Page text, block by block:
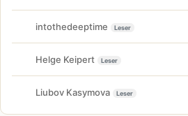
intothedeeptime Leser
Helge Keipert Leser
Liubov Kasymova Leser